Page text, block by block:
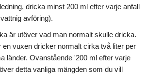
dricka minst 200 ml efter varje anfall
avföring).
är utöver vad man normalt skulle dricka.
en vuxen dricker normalt cirka två liter per
länder. Ovanstående '200 ml efter varje
detta vanliga mängden som du vill